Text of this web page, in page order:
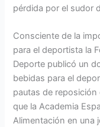
pérdida por el sudor
Consciente de la
para el deportista la
Deporte publicó un
bebidas para el
pautas de
que la Academia
Alimentación en una